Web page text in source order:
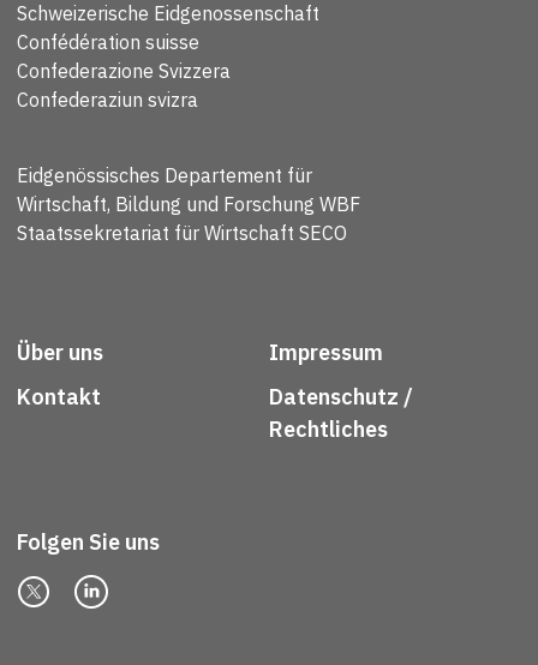
Schweizerische Eidgenossenschaft
Confédération suisse
Confederazione Svizzera
Confederaziun svizra
Eidgenössisches Departement für
Wirtschaft, Bildung und Forschung WBF
Staatssekretariat für Wirtschaft SECO
Über uns
Kontakt
Impressum
Datenschutz /
Rechtliches
Folgen Sie uns